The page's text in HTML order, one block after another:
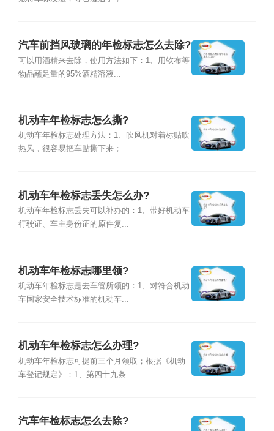
汽车前挡风玻璃的年检标志怎么去除?
可以用酒精来去除，使用方法如下：1、用软布等
物品蘸足量的95%酒精溶液...
机动车年检标志怎么撕?
机动车年检标志处理方法：1、吹风机对着标贴吹
热风，很容易把车贴撕下来；...
机动车年检标志丢失怎么办?
机动车年检标志丢失可以补办的：1、带好机动车
行驶证、车主身份证的原件复...
机动车年检标志哪里领?
机动车年检标志是去车管所领的：1、对符合机动
车国家安全技术标准的机动车...
机动车年检标志怎么办理?
机动车年检标志可提前三个月领取；根据《机动
车登记规定》：1、第四十九条...
汽车年检标志怎么去除?